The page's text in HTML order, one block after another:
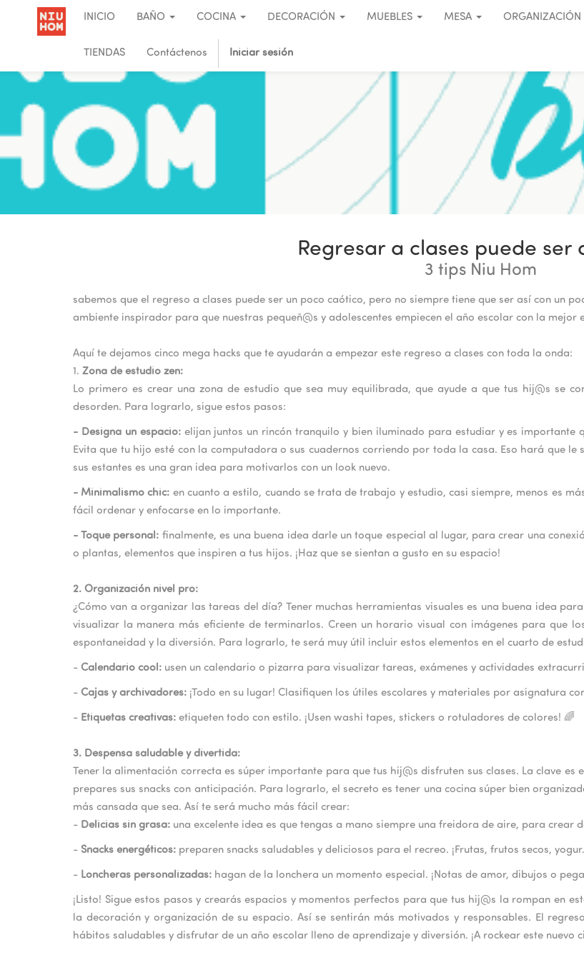
INICIO BAÑO COCINA DECORACIÓN MUEBLES MESA ORGANIZACIÓN
TIENDAS Contáctenos Iniciar sesión
Regresar a clases puede ser
3 tips Niu Hom
sabemos que el regreso a clases puede ser un poco caótico, pero no siempre tiene que ser así con un
ambiente inspirador para que nuestras pequeñ@s y adolescentes empiecen el año escolar con la mejor
Aquí te dejamos cinco mega hacks que te ayudarán a empezar este regreso a clases con toda la onda:
1. Zona de estudio zen:
Lo primero es crear una zona de estudio que sea muy equilibrada, que ayude a que tus hij@s se
desorden. Para lograrlo, sigue estos pasos:
- Designa un espacio:elijan juntos un rincón tranquilo y bien iluminado para estudiar y es importante
Evita que tu hijo esté con la computadora o sus cuadernos corriendo por toda la casa. Eso hará que le
sus estantes es una gran idea para motivarlos con un look nuevo.
- Minimalismo chic: en cuanto a estilo, cuando se trata de trabajo y estudio, casi siempre, menos es
fácil ordenar y enfocarse en lo importante.
- Toque personal: finalmente, es una buena idea darle un toque especial al lugar, para crear una
o plantas, elementos que inspiren a tus hijos. ¡Haz que se sientan a gusto en su espacio!
2. Organización nivel pro:
¿Cómo van a organizar las tareas del día? Tener muchas herramientas visuales es una buena idea
visualizar la manera más eficiente de terminarlos. Creen un horario visual con imágenes para que
espontaneidad y la diversión. Para lograrlo, te será muy útil incluir estos elementos en el cuarto de
- Calendario cool: usen un calendario o pizarra para visualizar tareas, exámenes y actividades
- Cajas y archivadores: ¡Todo en su lugar! Clasifiquen los útiles escolares y materiales por asignatura
- Etiquetas creativas: etiqueten todo con estilo. ¡Usen washi tapes, stickers o rotuladores de colores! 🌈
3. Despensa saludable y divertida:
Tener la alimentación correcta es súper importante para que tus hij@s disfruten sus clases. La clave
prepares sus snacks con anticipación. Para lograrlo, el secreto es tener una cocina súper bien
más cansada que sea. Así te será mucho más fácil crear:
- Delicias sin grasa: una excelente idea es que tengas a mano siempre una freidora de aire, para crear
- Snacks energéticos: preparen snacks saludables y deliciosos para el recreo. ¡Frutas, frutos secos,
- Loncheras personalizadas: hagan de la lonchera un momento especial. ¡Notas de amor, dibujos o
¡Listo! Sigue estos pasos y crearás espacios y momentos perfectos para que tus hij@s la rompan en
la decoración y organización de su espacio. Así se sentirán más motivados y responsables. El
hábitos saludables y disfrutar de un año escolar lleno de aprendizaje y diversión. ¡A rockear este nuevo